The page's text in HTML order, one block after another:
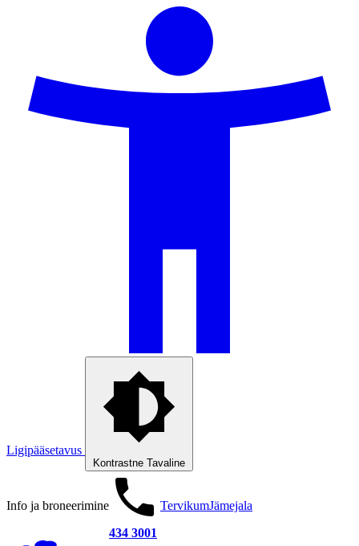
Ligipääsetavus
Kontrastne Tavaline
Info ja broneerimine
434 3001
TervikumJämejala